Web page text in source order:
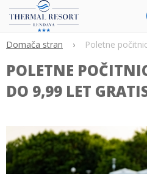
Domača stran › Poletne
POLETNE
DO 9,99 LET